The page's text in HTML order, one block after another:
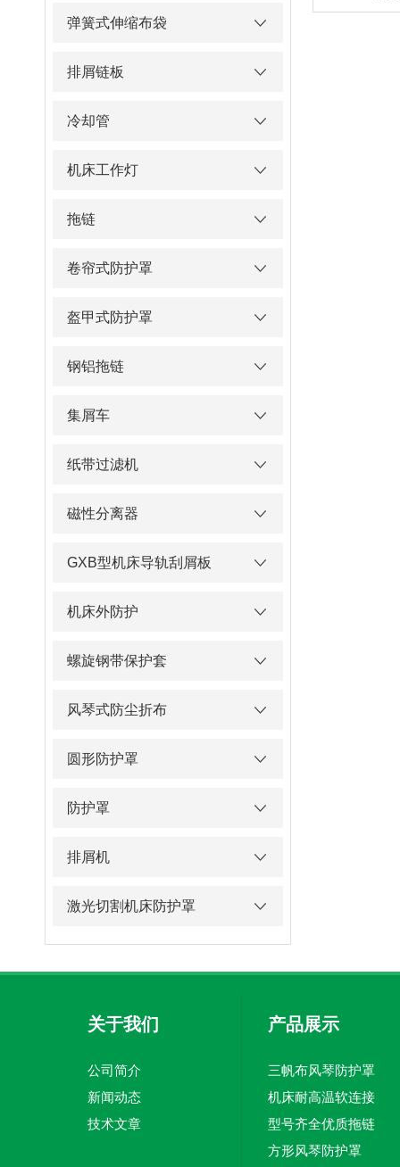
弹簧式伸缩布袋
排屑链板
冷却管
机床工作灯
拖链
卷帘式防护罩
盔甲式防护罩
钢铝拖链
集屑车
纸带过滤机
磁性分离器
GXB型机床导轨刮屑板
机床外防护
螺旋钢带保护套
风琴式防尘折布
圆形防护罩
防护罩
排屑机
激光切割机床防护罩
关于我们
公司简介
新闻动态
技术文章
产品展示
三帆布风琴防护罩
机床耐高温软连接
型号齐全优质拖链
方形风琴防护罩